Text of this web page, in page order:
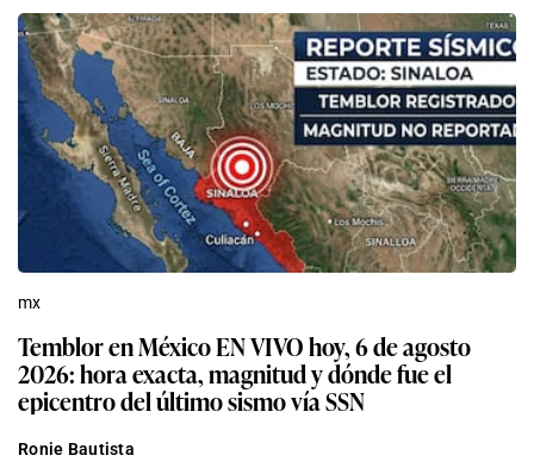
mx
Temblor en México EN VIVO hoy, 6 de agosto
2026: hora exacta, magnitud y dónde fue el
epicentro del último sismo vía SSN
Ronie Bautista